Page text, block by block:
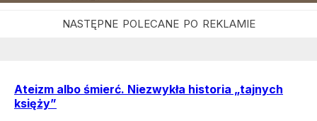
Ateizm albo śmierć. Niezwykła historia „tajnych
księży”